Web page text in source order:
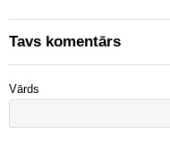
Tavs komentārs
Vārds